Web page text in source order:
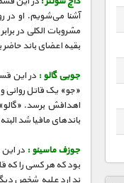
مشروبات الکلی در
بقیه اعضای باند
جویی گالو : در این
«جو» یک قاتل روانی
اهدافش برسد.
باندهای مافیا شد
جوزف ماسینو :
بود که هر کسی را که
ندارد علیه شخص